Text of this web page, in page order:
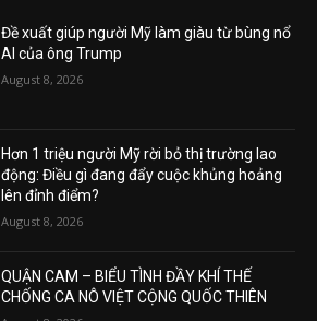
Đề xuất giúp người Mỹ làm giàu từ bùng nổ
AI của ông Trump
August 8, 2026
Hơn 1 triệu người Mỹ rời bỏ thị trường lao
động: Điều gì đang đẩy cuộc khủng hoảng
lên đỉnh điểm?
August 8, 2026
QUẬN CAM – BIỂU TÌNH ĐẦY KHÍ THẾ
CHỐNG CA NÔ VIỆT CỘNG QUỐC THIÊN